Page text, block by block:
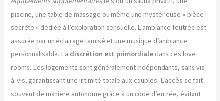
piscine, une table de massage ou même une mystérieuse « pièce
secrète » dédiée à l’exploration sensuelle. L’ambiance feutrée est
assurée par un éclairage tamisé et une musique d’ambiance
personnalisable. La discrétion est primordiale dans ces love
rooms. Les logements sont généralement indépendants, sans vis-
à-vis, garantissant une intimité totale aux couples. L’accès se fait
souvent de manière autonome grâce à un code d’entrée, évitant